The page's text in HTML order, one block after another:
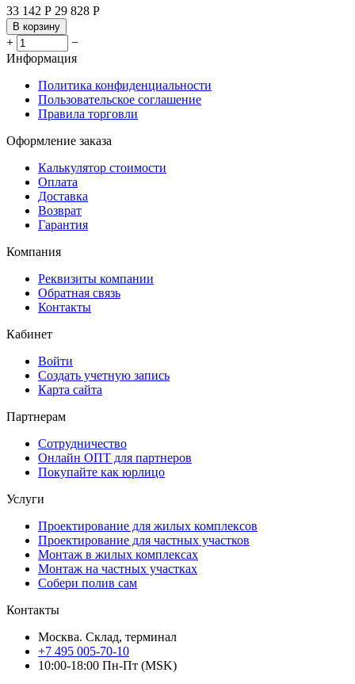
33 142 Р 29 828 Р
В корзину
+
−
Информация
Политика конфиденциальности
Пользовательское соглашение
Правила торговли
Оформление заказа
Калькулятор стоимости
Оплата
Доставка
Возврат
Гарантия
Компания
Реквизиты компании
Обратная связь
Контакты
Кабинет
Войти
Создать учетную запись
Карта сайта
Партнерам
Сотрудничество
Онлайн ОПТ для партнеров
Покупайте как юрлицо
Услуги
Проектирование для жилых комплексов
Проектирование для частных участков
Монтаж в жилых комплексах
Монтаж на частных участках
Собери полив сам
Контакты
Москва. Склад, терминал
+7 495 005-70-10
10:00-18:00 Пн-Пт (MSK)